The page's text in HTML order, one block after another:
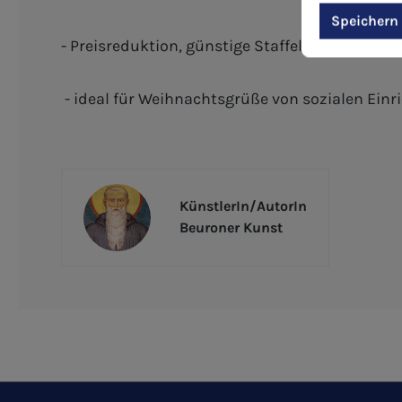
- Preisreduktion, günstige Staffelpreise - Der
- ideal für Weihnachtsgrüße von sozialen
KünstlerIn/AutorIn
Beuroner Kunst
Speichern